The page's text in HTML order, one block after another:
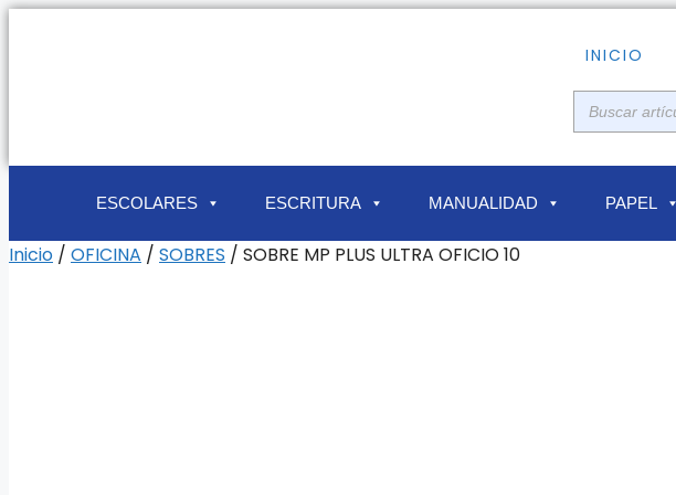
INICIO
ESCOLARES ESCRITURA MANUALIDAD PAPEL
Inicio / OFICINA / SOBRES / SOBRE MP PLUS ULTRA OFICIO 10